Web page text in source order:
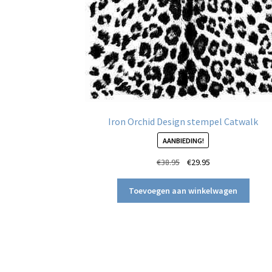
Iron Orchid Design stempel Catwalk
AANBIEDING!
€38.95
Oorspronkelijke
was:
€38.95.
€29.95Huidige
is:
€29.95.
Toevoegen aan winkelwagen